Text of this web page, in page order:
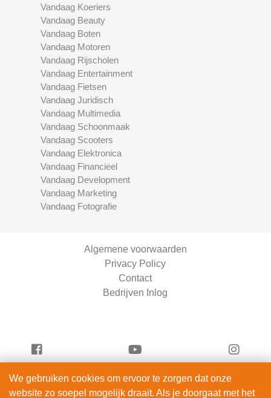
Vandaag Koeriers
Vandaag Beauty
Vandaag Boten
Vandaag Motoren
Vandaag Rijscholen
Vandaag Entertainment
Vandaag Fietsen
Vandaag Juridisch
Vandaag Multimedia
Vandaag Schoonmaak
Vandaag Scooters
Vandaag Elektronica
Vandaag Financieel
Vandaag Development
Vandaag Marketing
Vandaag Fotografie
Algemene voorwaarden
Privacy Policy
Contact
Bedrijven Inlog
Vandaag Fietsen is onderdeel van
We gebruiken cookies om ervoor te zorgen dat onze
website zo soepel mogelijk draait. Als je doorgaat met het